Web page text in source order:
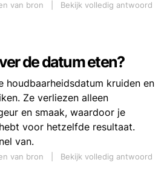
van bron
Bekijk volledig antwoord
de datum eten?
houdbaarheidsdatum kruiden en
Ze verliezen alleen
en smaak, waardoor je
voor hetzelfde resultaat.
van.
van bron
Bekijk volledig antwoord